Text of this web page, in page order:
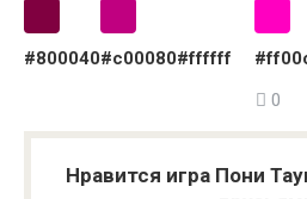
#800040#c00080#ffffff
0
Нравится игра Пони